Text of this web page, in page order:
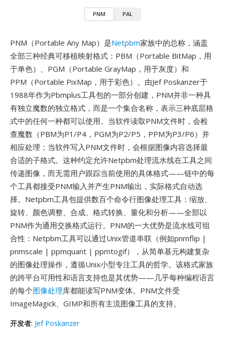
PNM PAL
PNM（Portable Any Map）是Netpbm家族中的总称，涵盖
全部三种经典可移植映射格式：PBM（Portable BitMap，用
于单色）、PGM（Portable GrayMap，用于灰度）和
PPM（Portable PixMap，用于彩色）。由Jef Poskanzer于
1988年作为Pbmplus工具包的一部分创建，PNM并非一种具
有独立魔数的独立格式，而是一个集合名称，表示三种底层格
式中的任何一种都可以使用。当软件读取PNM文件时，会检
查魔数（PBM为P1/P4，PGM为P2/P5，PPM为P3/P6）并
相应处理；当软件写入PNM文件时，会根据图像内容选择最
合适的子格式。这种约定允许Netpbm处理流水线在工具之间
传递图像，而无需用户跟踪当前使用的具体格式——链中的每
个工具都接受PNM输入并产生PNM输出，实际格式自动选
择。Netpbm工具包提供数百个命令行图像处理工具：缩放、
旋转、颜色调整、合成、格式转换、量化和分析——全部以
PNM作为通用交换格式运行。PNM的一大优势是流水线可组
合性：Netpbm工具可以通过Unix管道串联（例如pnmflip |
pnmscale | ppmquant | ppmtogif），从简单基元构建复杂
的图像处理操作，遵循Unix小型专注工具的哲学。该格式家族
的跨平台可用性和语言支持也是其优势——几乎每种编程语言
的每个图像处理库都能读写PNM变体。PNM文件受
ImageMagick、GIMP和所有主流图像工具的支持。
开发者: Jef Poskanzer